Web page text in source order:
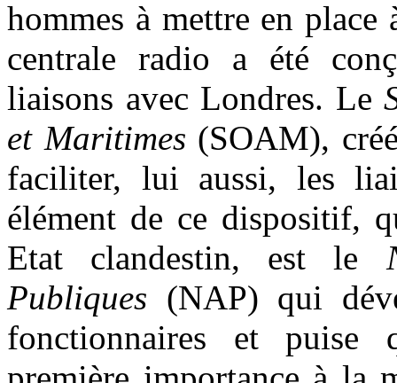
hommes à mettre en
centrale radio a été
liaisons avec Londres. Le
et Maritimes (SOAM),
faciliter, lui aussi, les
élément de ce dispositif,
Etat clandestin, est le
Publiques (NAP) qui
fonctionnaires et puise